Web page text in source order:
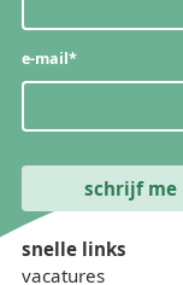
e-mail*
snelle links
vacatures